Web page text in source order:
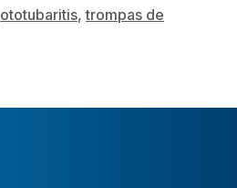
ototubaritis,trompas de